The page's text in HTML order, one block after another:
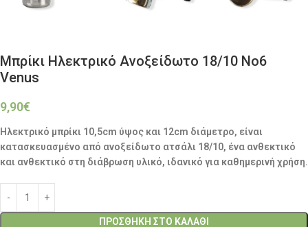
Μπρίκι Ηλεκτρικό Ανοξείδωτο 18/10 Νο6
Venus
9,90€
Ηλεκτρικό μπρίκι 10,5cm ύψος και 12cm διάμετρο, είναι
κατασκευασμένο από ανοξείδωτο ατσάλι 18/10, ένα ανθεκτικό
και ανθεκτικό στη διάβρωση υλικό, ιδανικό για καθημερινή χρήση.
ΠΡΟΣΘΉΚΗ ΣΤΟ ΚΑΛΆΘΙ